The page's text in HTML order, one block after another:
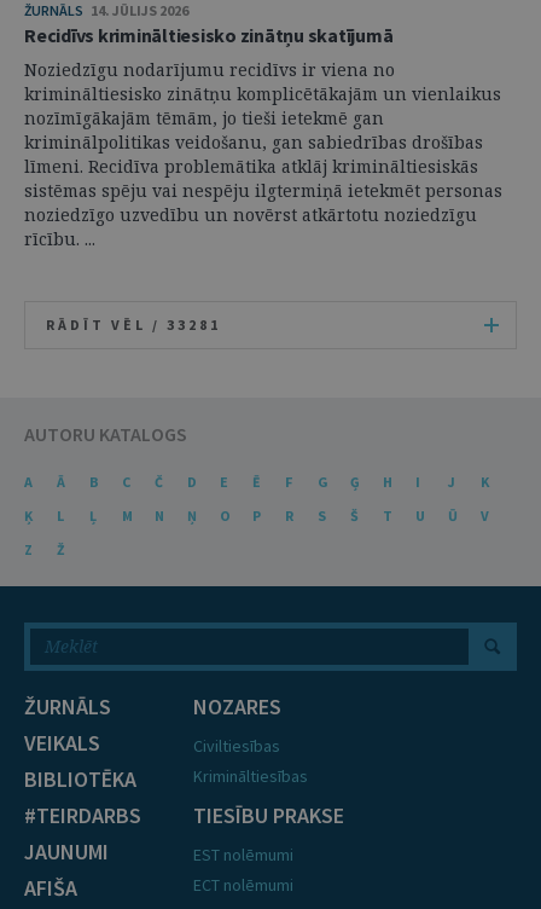
ŽURNĀLS 14. JŪLIJS 2026
Recidīvs krimināltiesisko zinātņu skatījumā
Noziedzīgu nodarījumu recidīvs ir viena no
krimināltiesisko zinātņu komplicētākajām un vienlaikus
nozīmīgākajām tēmām, jo tieši ietekmē gan
kriminālpolitikas veidošanu, gan sabiedrības drošības
līmeni. Recidīva problemātika atklāj krimināltiesiskās
sistēmas spēju vai nespēju ilgtermiņā ietekmēt personas
noziedzīgo uzvedību un novērst atkārtotu noziedzīgu
rīcību. ...
RĀDĪT VĒL / 33281
AUTORU KATALOGS
A Ā B C Č D E Ē F G Ģ H I J
K
Ķ
L Ļ M N Ņ O P R S Š T U Ū
V
Z
Ž
ŽURNĀLS
VEIKALS
BIBLIOTĒKA
#TEIRDARBS
JAUNUMI
AFIŠA
NOZARES
Civiltiesības
Krimināltiesības
TIESĪBU PRAKSE
EST nolēmumi
ECT nolēmumi